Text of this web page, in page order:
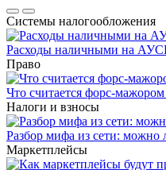
Системы налогообложения
Расходы наличными на
Право
Что считается форс-
Налоги и взносы
Разбор мифа из сети: можно
Маркетплейсы